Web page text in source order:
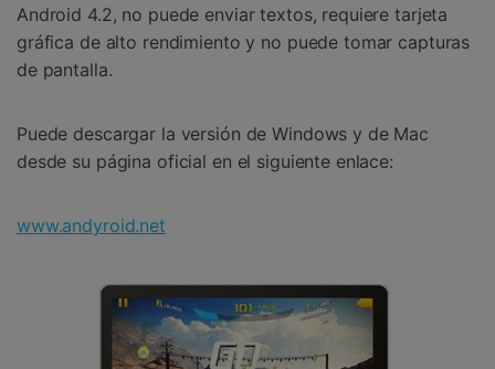
Android 4.2, no puede enviar textos, requiere tarjeta
gráfica de alto rendimiento y no puede tomar capturas
de pantalla.
Puede descargar la versión de Windows y de Mac
desde su página oficial en el siguiente enlace:
www.andyroid.net